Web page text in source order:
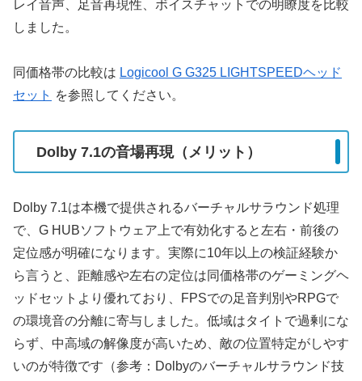
レイ音声、足音再現性、ボイスチャットでの明瞭度を比較
しました。
同価格帯の比較は Logicool G G325 LIGHTSPEEDヘッド
セット を参照してください。
Dolby 7.1の音場再現（メリット）
Dolby 7.1は本機で提供されるバーチャルサラウンド処理
で、G HUBソフトウェア上で有効化すると左右・前後の
定位感が明確になります。実際に10年以上の検証経験か
ら言うと、距離感や左右の定位は同価格帯のゲーミングヘ
ッドセットより優れており、FPSでの足音判別やRPGで
の環境音の分離に寄与しました。低域はタイトで過剰にな
らず、中高域の解像度が高いため、敵の位置特定がしやす
いのが特徴です（参考：Dolbyのバーチャルサラウンド技